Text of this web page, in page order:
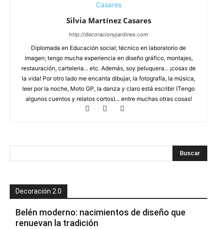
Silvia Martínez Casares
http://decoracionyjardines.com
Diplomada en Educación social; técnico en laboratorio de
imagen; tengo mucha experiencia en diseño gráfico, montajes,
restauración, carteleria... etc. Además, soy peluquera... ¡cosas de
la vida! Por otro lado me encanta dibujar, la fotografía, la música,
leer por la noche, Moto GP, la danza y claro está escribir (Tengo
algunos cuentos y relatos cortos)... entre muchas otras cosas!
Decoración 2.0
Belén moderno: nacimientos de diseño que
renuevan la tradición